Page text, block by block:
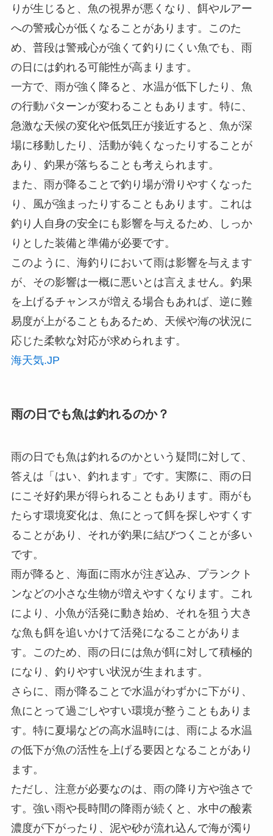
りが生じると、魚の視界が悪くなり、餌やルアー
への警戒心が低くなることがあります。このた
め、普段は警戒心が強くて釣りにくい魚でも、雨
の日には釣れる可能性が高まります。
一方で、雨が強く降ると、水温が低下したり、魚
の行動パターンが変わることもあります。特に、
急激な天候の変化や低気圧が接近すると、魚が深
場に移動したり、活動が鈍くなったりすることが
あり、釣果が落ちることも考えられます。
また、雨が降ることで釣り場が滑りやすくなった
り、風が強まったりすることもあります。これは
釣り人自身の安全にも影響を与えるため、しっか
りとした装備と準備が必要です。
このように、海釣りにおいて雨は影響を与えます
が、その影響は一概に悪いとは言えません。釣果
を上げるチャンスが増える場合もあれば、逆に難
易度が上がることもあるため、天候や海の状況に
応じた柔軟な対応が求められます。
海天気.JP
雨の日でも魚は釣れるのか？
雨の日でも魚は釣れるのかという疑問に対して、
答えは「はい、釣れます」です。実際に、雨の日
にこそ好釣果が得られることもあります。雨がも
たらす環境変化は、魚にとって餌を探しやすくす
ることがあり、それが釣果に結びつくことが多い
です。
雨が降ると、海面に雨水が注ぎ込み、プランクト
ンなどの小さな生物が増えやすくなります。これ
により、小魚が活発に動き始め、それを狙う大き
な魚も餌を追いかけて活発になることがありま
す。このため、雨の日には魚が餌に対して積極的
になり、釣りやすい状況が生まれます。
さらに、雨が降ることで水温がわずかに下がり、
魚にとって過ごしやすい環境が整うこともありま
す。特に夏場などの高水温時には、雨による水温
の低下が魚の活性を上げる要因となることがあり
ます。
ただし、注意が必要なのは、雨の降り方や強さで
す。強い雨や長時間の降雨が続くと、水中の酸素
濃度が下がったり、泥や砂が流れ込んで海が濁り